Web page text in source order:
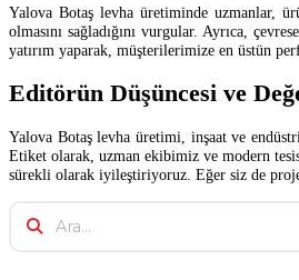
Yalova Botaş levha üretiminde uzmanlar,
olmasını sağladığını vurgular. Ayrıca,
yatırım yaparak, müşterilerimize en üstün
Editörün Düşüncesi ve
Yalova Botaş levha üretimi, inşaat ve
Etiket olarak, uzman ekibimiz ve modern
sürekli olarak iyileştiriyoruz. Eğer siz de